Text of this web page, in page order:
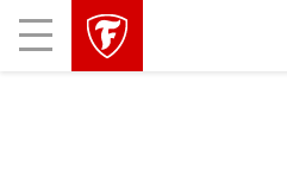
Mobile
Menu